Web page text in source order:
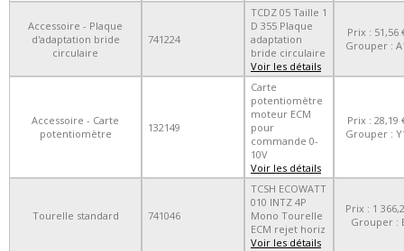
Accessoire - Plaque
d'adaptation bride
circulaire
741224
TCDZ 05 Taille 1
D 355 Plaque
adaptation
bride circulaire
Voir les détails
Prix : 51,56
Grouper :
Accessoire - Carte
potentiomètre
132149
Carte
potentiomètre
moteur ECM
pour
commande 0-
10V
Voir les détails
Prix : 28,19
Grouper :
Tourelle standard 741046
TCSH ECOWATT
010 INTZ 4P
Mono Tourelle
ECM rejet horiz
Voir les détails
Prix : 1
Grouper :